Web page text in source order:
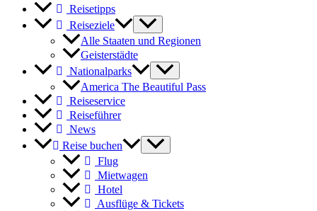
Reisetipps
Reiseziele
Alle Staaten und Regionen
Geisterstädte
Nationalparks
America The Beautiful Pass
Reiseservice
Reiseführer
News
Reise buchen
Flug
Mietwagen
Hotel
Ausflüge & Tickets